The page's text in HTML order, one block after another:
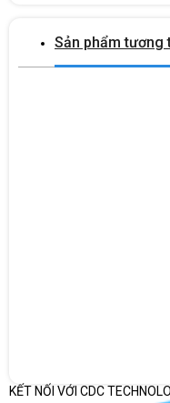
Sản phẩm tương
KẾT NỐI VỚI CDC